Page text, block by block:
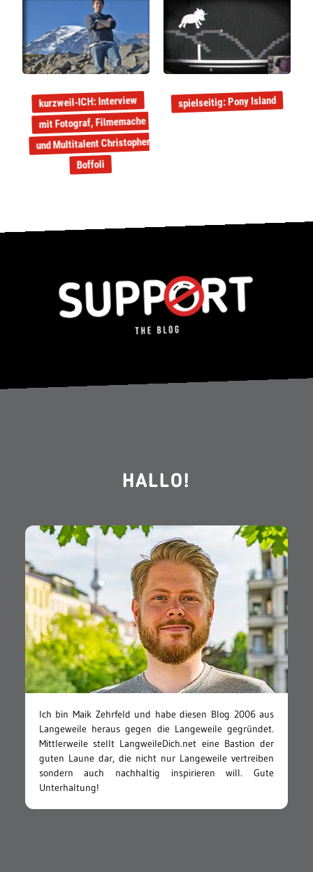
kurzweil-ICH: Interview
mit Fotograf, Filmemache
und Multitalent Christopher
Boffoli
spielseitig: Pony Island
HALLO!
Ich bin Maik Zehrfeld und habe diesen Blog 2006 aus
Langeweile heraus gegen die Langeweile gegründet.
Mittlerweile stellt LangweileDich.net eine Bastion der
guten Laune dar, die nicht nur Langeweile vertreiben
sondern auch nachhaltig inspirieren will. Gute
Unterhaltung!